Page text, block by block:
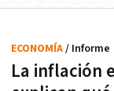
La inflación
ECONOMÍA/ Informe